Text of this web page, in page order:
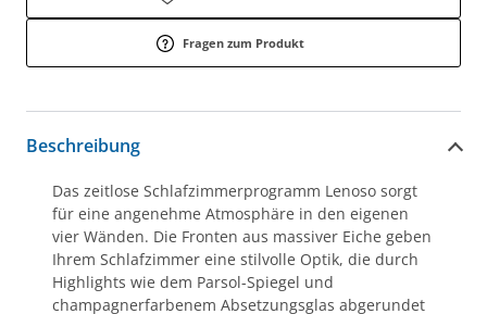
Fragen zum Produkt
Beschreibung
Das zeitlose Schlafzimmerprogramm Lenoso sorgt
für eine angenehme Atmosphäre in den eigenen
vier Wänden. Die Fronten aus massiver Eiche geben
Ihrem Schlafzimmer eine stilvolle Optik, die durch
Highlights wie dem Parsol-Spiegel und
champagnerfarbenem Absetzungsglas abgerundet